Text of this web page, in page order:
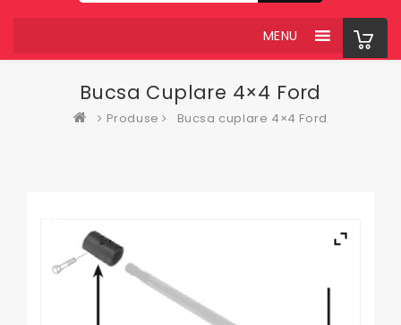
MENU
Bucsa Cuplare 4×4 Ford
Produse Bucsa cuplare 4×4 Ford